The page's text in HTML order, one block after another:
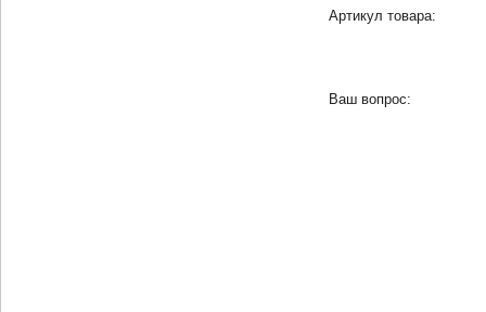
Артикул товара:
Ваш вопрос: